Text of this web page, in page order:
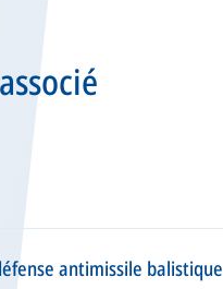
antimissile balistique